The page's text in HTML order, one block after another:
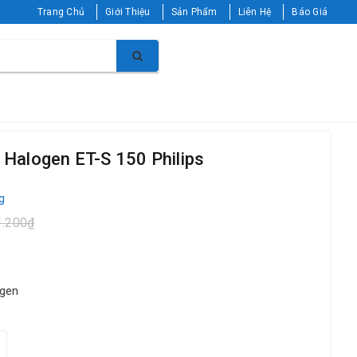
Trang Chủ Giới Thiệu Sản Phẩm Liên Hệ Báo Giá
ET-S 150 Philips